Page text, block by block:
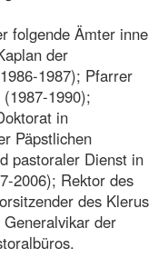
folgende Ämter inne
der
1987); Pfarrer
1990);
in
Päpstlichen
pastoraler Dienst in
2006); Rektor des
des Klerus
der